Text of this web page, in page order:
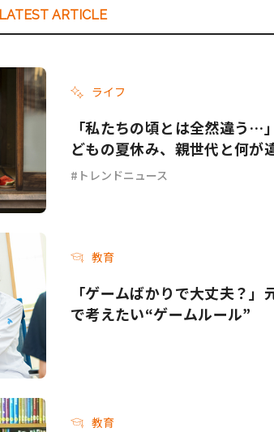
LATEST ARTICLE
ライフ
「私たちの頃とは全然違う
どもの夏休み、親世代と何が
トレンドニュース
教育
「ゲームばかりで大丈夫？
で考えたい“ゲームルール”
教育